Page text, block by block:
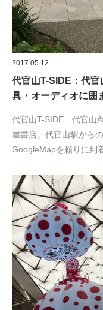
2017.05.12
代官山T-SIDE：代
具・オーディオに
代官山T-SIDE 代官山
屋書店。代官山駅から
GoogleMapを頼りに到